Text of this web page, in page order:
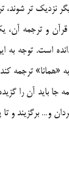
نزديك تر
و ترجمه آن،
است. توجه به
«همانا»
بايد آن را
برگزيند و تا